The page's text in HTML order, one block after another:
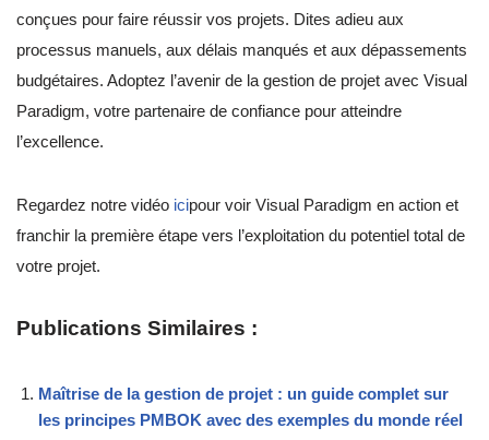
conçues pour faire réussir vos projets. Dites adieu aux
processus manuels, aux délais manqués et aux dépassements
budgétaires. Adoptez l’avenir de la gestion de projet avec Visual
Paradigm, votre partenaire de confiance pour atteindre
l’excellence.
Regardez notre vidéo icipour voir Visual Paradigm en action et
franchir la première étape vers l’exploitation du potentiel total de
votre projet.
Publications Similaires :
Maîtrise de la gestion de projet : un guide complet sur
les principes PMBOK avec des exemples du monde réel